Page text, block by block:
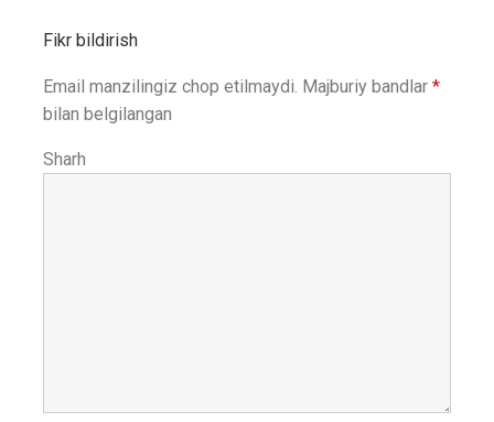
Fikr bildirish
Email manzilingiz chop etilmaydi. Majburiy bandlar *
bilan belgilangan
Sharh